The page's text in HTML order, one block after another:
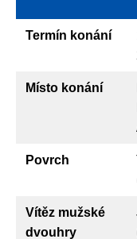
Termín konání
Místo konání
Povrch
Vítěz mužské
dvouhry